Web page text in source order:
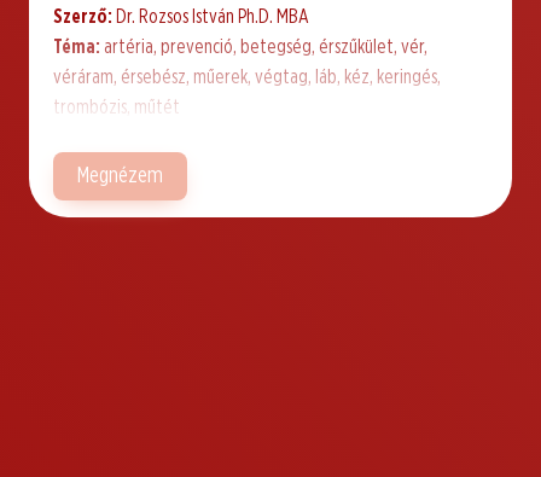
Szerző: Dr. Rozsos István Ph.D. MBA
Téma: artéria, prevenció, betegség, érszűkület, vér,
véráram, érsebész, műerek, végtag, láb, kéz, keringés,
trombózis, műtét
Megnézem